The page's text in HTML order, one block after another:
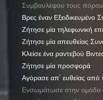
Συμβουλέψου τους
Βρες έναν Εξειδικευμένο
Ζήτησε μία τηλεφωνική
Ζήτησε μία απευθείας
Κλείσε ένα ραντεβού
Ζήτησε μία προσφορά
Αγόρασε απ' ευθείας
Ενσωμάτωσε στην ομάδα